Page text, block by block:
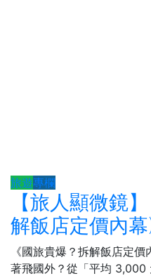
旅遊專欄
【旅人顯微鏡
解飯店定價內幕
《國旅貴爆？拆解飯店定
著飛國外？從「平均 3,000